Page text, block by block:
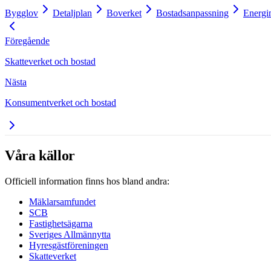
Bygglov Detaljplan Boverket Bostadsanpassning
Föregående
Skatteverket och bostad
Nästa
Konsumentverket och bostad
Våra källor
Officiell information finns hos bland andra:
Mäklarsamfundet
SCB
Fastighetsägarna
Sveriges Allmännytta
Hyresgästföreningen
Skatteverket